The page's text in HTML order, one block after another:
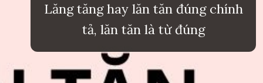
Lăng tăng hay lăn tăn đúng chính
tả, lăn tăn là từ đúng